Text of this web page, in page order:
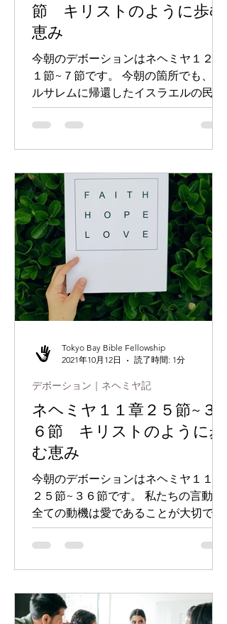
節 キリストのように歩む
恵み
今朝のデボーションはネヘミヤ１２章
１節~７節です。 今朝の箇所でも、エ
ルサレムに帰還したイスラエルの民の
一人一人の名前が書かれています。神
様は私たち一人一人に御関心があり、
絶えず、奇跡を体験することができ...
ネヘミヤ１１章２５節~３
６節 キリストのように歩
む恵み
今朝のデボーションはネヘミヤ１１章
２５節~３６節です。 私たちの言動の
全ての動機は愛であることが大切で
す。（参照 へブル４章１２節、第一
コリント１３章１３節）愛が無けれ
書では書かれています。（参照 第一
コリ...
デボーション｜ネヘミヤ記
Tokyo Bay Bible Fellowship
2021年10月12日
読了時間: 1分